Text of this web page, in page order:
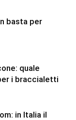
basta per
quale
i braccialetti
in Italia il